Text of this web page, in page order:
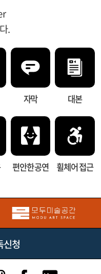
.
자막 대본
편안한 공연 휠체어 접근
신청